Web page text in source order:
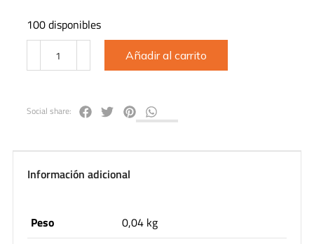
100 disponibles
Añadir al carrito
Social share:
Información adicional
Peso
0,04 kg